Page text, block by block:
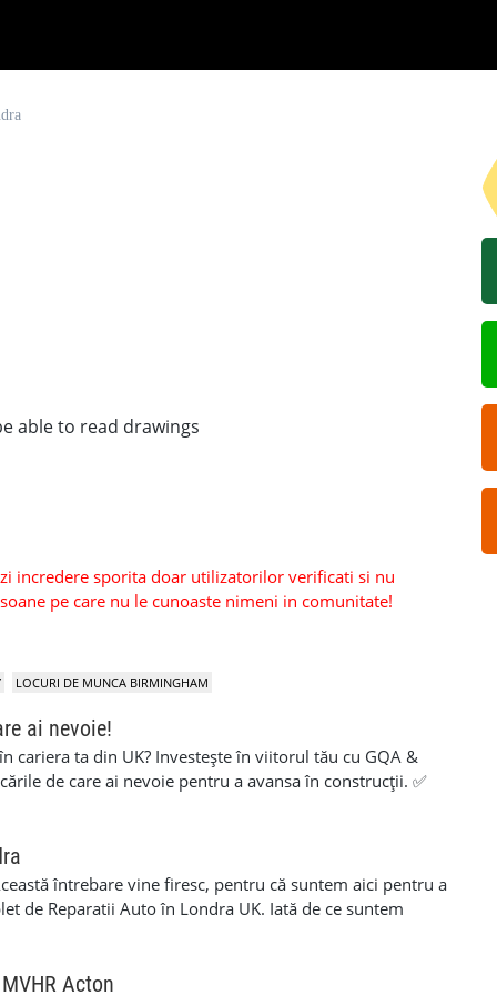
able to read drawings
incredere sporita doar utilizatorilor verificati si nu
pe care nu le cunoaste nimeni in comunitate!
LOCURI DE MUNCA BIRMINGHAM
ai nevoie!
cariera ta din UK? Investește în viitorul tău cu GQA &
de care ai nevoie pentru a avansa în construcții. ✅
simplă și suport pe tot parcursul procesului ✅ 100%
deja în construcții sau vrei să obții o calificare
potrivită și să finalizezi procesul cât mai ușor. 💥 Fără
până la final. 💥 O investiție care îți poate deschide
profesională. 📞 Contact 📱 07455 276676
Qualifications, alături de tine la fiecare pas. 👉 Califică-
întrebare vine firesc, pentru că suntem aici pentru a
de Reparatii Auto în Londra UK. Iată de ce suntem
experiență, echipa noastră este formată din
pe abilitățile noastre experte pentru a gestiona si
Acton